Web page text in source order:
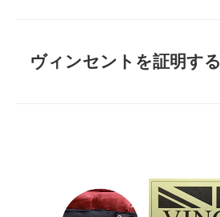
ヴィンセントを証明する